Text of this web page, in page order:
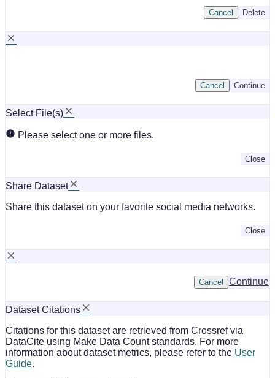
Delete
Cancel
Continue
Cancel
Select File(s)
Please select one or more files.
Close
Share Dataset
Share this dataset on your favorite social media networks.
Close
Continue
Cancel
Dataset Citations
Citations for this dataset are retrieved from Crossref via
DataCite using Make Data Count standards. For more
information about dataset metrics, please refer to the User
Guide.